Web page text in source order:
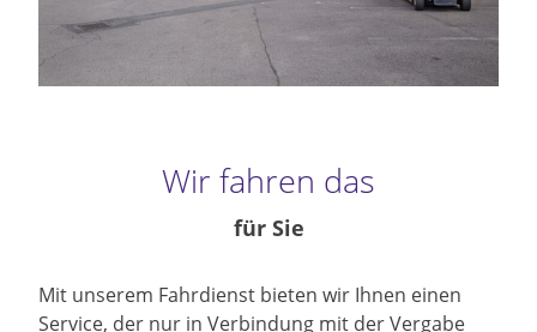
Wir fahren das
für Sie
Mit unserem Fahrdienst bieten wir Ihnen einen
Service, der nur in Verbindung mit der Vergabe